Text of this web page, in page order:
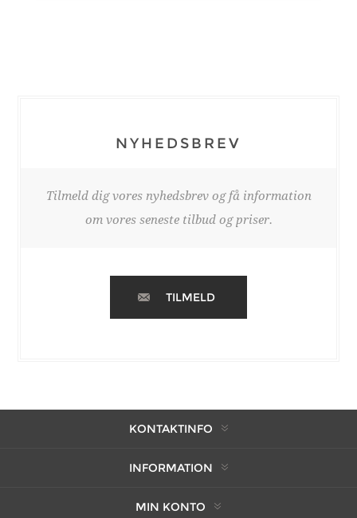
NYHEDSBREV
Tilmeld dig vores nyhedsbrev og få information
om vores seneste tilbud og priser.
TILMELD
KONTAKTINFO
INFORMATION
MIN KONTO